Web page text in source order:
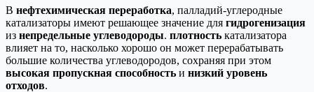
В нефтехимическая переработка, палладий-углеродные
катализаторы имеют решающее значение для гидрогенизация
из непредельные углеводороды. плотность катализатора
влияет на то, насколько хорошо он может перерабатывать
большие количества углеводородов, сохраняя при этом
высокая пропускная способность и низкий уровень
отходов.